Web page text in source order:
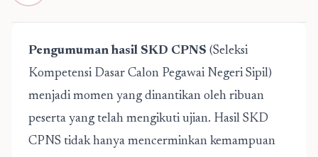
Pengumuman hasil SKD CPNS (Seleksi
Kompetensi Dasar Calon Pegawai Negeri Sipil)
menjadi momen yang dinantikan oleh ribuan
peserta yang telah mengikuti ujian. Hasil SKD
CPNS tidak hanya mencerminkan kemampuan